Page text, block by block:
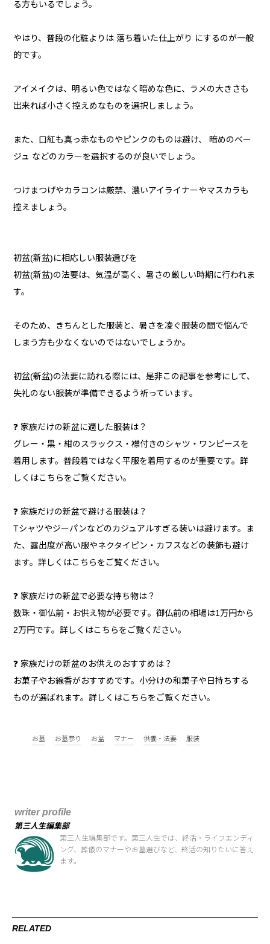
る方もいるでしょう。
やはり、普段の化粧よりは 落ち着いた仕上がり にするのが一般
的です。
アイメイクは、明るい色ではなく暗めな色に、ラメの大きさも
出来れば小さく控えめなものを選択しましょう。
また、口紅も真っ赤なものやピンクのものは避け、 暗めのベー
ジュ などのカラーを選択するのが良いでしょう。
つけまつげやカラコンは厳禁、濃いアイライナーやマスカラも
控えましょう。
初盆(新盆)に相応しい服装選びを
初盆(新盆)の法要は、気温が高く、暑さの厳しい時期に行われま
す。
そのため、きちんとした服装と、暑さを凌ぐ服装の間で悩んで
しまう方も少なくないのではないでしょうか。
初盆(新盆)の法要に訪れる際には、是非この記事を参考にして、
失礼のない服装が準備できるよう祈っています。
❓ 家族だけの新盆に適した服装は？
グレー・黒・紺のスラックス・襟付きのシャツ・ワンピースを
着用します。普段着ではなく平服を着用するのが重要です。詳
しくはこちらをご覧ください。
❓ 家族だけの新盆で避ける服装は？
Tシャツやジーパンなどのカジュアルすぎる装いは避けます。ま
た、露出度が高い服やネクタイピン・カフスなどの装飾も避け
ます。詳しくはこちらをご覧ください。
❓ 家族だけの新盆で必要な持ち物は？
数珠・御仏前・お供え物が必要です。御仏前の相場は1万円から
2万円です。詳しくはこちらをご覧ください。
❓ 家族だけの新盆のお供えのおすすめは？
お菓子やお線香がおすすめです。小分けの和菓子や日持ちする
ものが選ばれます。詳しくはこちらをご覧ください。
お墓 お墓参り お盆 マナー 供養・法要 服装
writer profile
第三人生編集部
第三人生編集部です。第三人生では、終活・ライフエンディ
ング、葬儀のマナーやお墓選びなど、終活の知りたいに答え
ます。
RELATED